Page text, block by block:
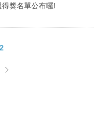
得獎名單公布囉!
2